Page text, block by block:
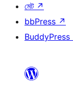
মেট ↗
bbPress ↗
BuddyPress